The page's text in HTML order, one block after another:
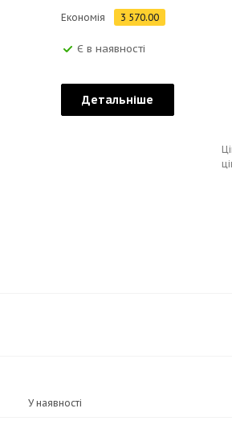
Економія 3 570.00
Є в наявності
Детальніше
У наявності